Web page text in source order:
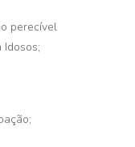
perecível
Idosos;